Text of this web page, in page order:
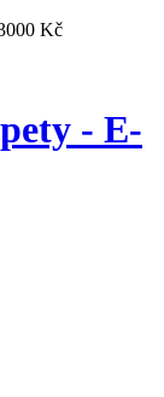
Kč
- E-